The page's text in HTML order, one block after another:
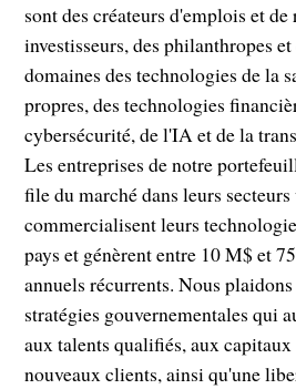
sont des créateurs d'emplois et de
investisseurs, des philanthropes
domaines des technologies de la
propres, des technologies
cybersécurité, de l'IA et de la
Les entreprises de notre
file du marché dans leurs
commercialisent leurs
pays et génèrent entre 10 M$ et
annuels récurrents. Nous
stratégies gouvernementales qui
aux talents qualifiés, aux
nouveaux clients, ainsi qu'une